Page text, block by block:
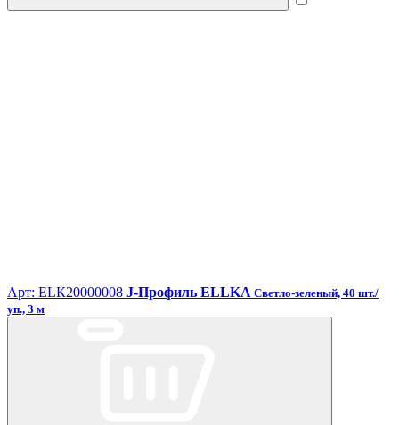
Арт: ЕLК20000008 J-Профиль ELLKA Светло-зеленый, 40 шт./
уп., 3 м